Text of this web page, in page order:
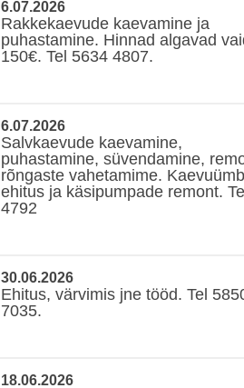
6.07.2026
Rakkekaevude kaevamine ja
puhastamine. Hinnad algavad
150€. Tel 5634 4807.
6.07.2026
Salvkaevude kaevamine,
puhastamine, süvendamine,
rõngaste vahetamime.
ehitus ja käsipumpade remont.
4792
30.06.2026
Ehitus, värvimis jne tööd. Tel
7035.
18.06.2026